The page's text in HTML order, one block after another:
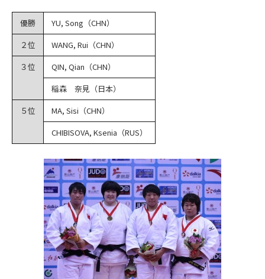
優勝
YU, Song（CHN）
２位
WANG, Rui（CHN）
３位
QIN, Qian（CHN）
稲森 奈見（日本）
５位
MA, Sisi（CHN）
CHIBISOVA, Ksenia（RUS）